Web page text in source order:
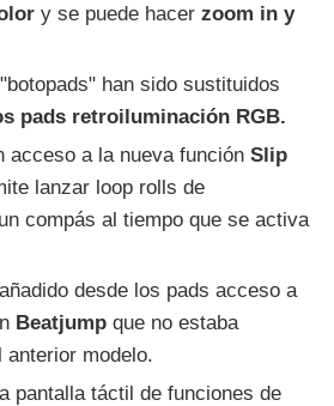
y se puede hacer zoom in y
han sido sustituidos
pads retroiluminación RGB.
acceso a la nueva función Slip
lanzar loop rolls de
compás al tiempo que se activa
desde los pads acceso a
Beatjump que no estaba
anterior modelo.
pantalla táctil de funciones de